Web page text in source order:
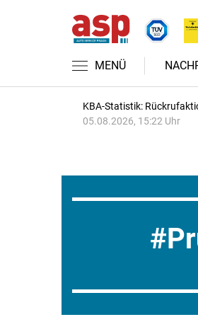
MENÜ
KBA-Statistik:
05.08.2026, 15:22 Uhr